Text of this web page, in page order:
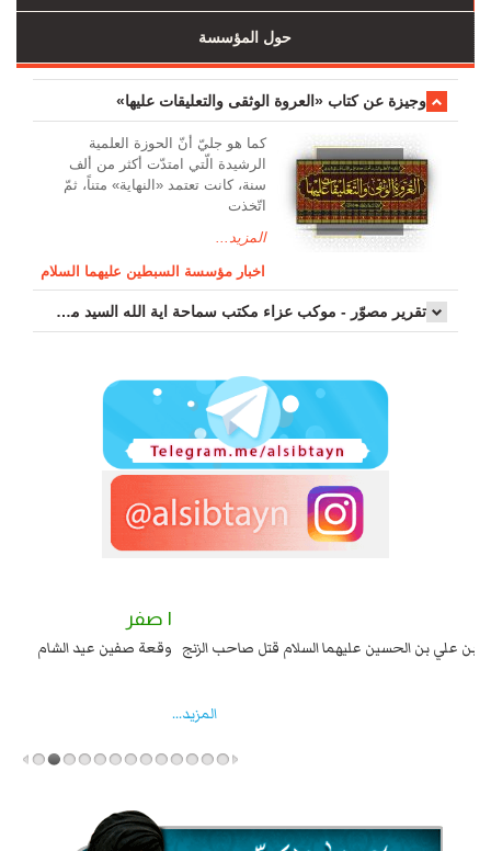
حول المؤسسة
وجیزة عن کتاب «العروة الوثقی والتعلیقات علیها»
کما هو جليّ أنّ الحوزة العلمیة
الرشیدة الّتي امتدّت أكثر من ألف
سنة، كانت تعتمد «النهاية» متناً، ثمّ
اتّخذت
المزيد...
اخبار مؤسسة السبطين عليهما السلام
تقرير مصوّر - موكب عزاء مکتب سماحة اية الله السيد مرتضى الموسوي الاصفهاني في يوم إستشهاد السيدة فاطم...
السبايا عند يزيد شهادة زيد بن علي بن الحسين عليهما السلام قتل صاحب الزنج